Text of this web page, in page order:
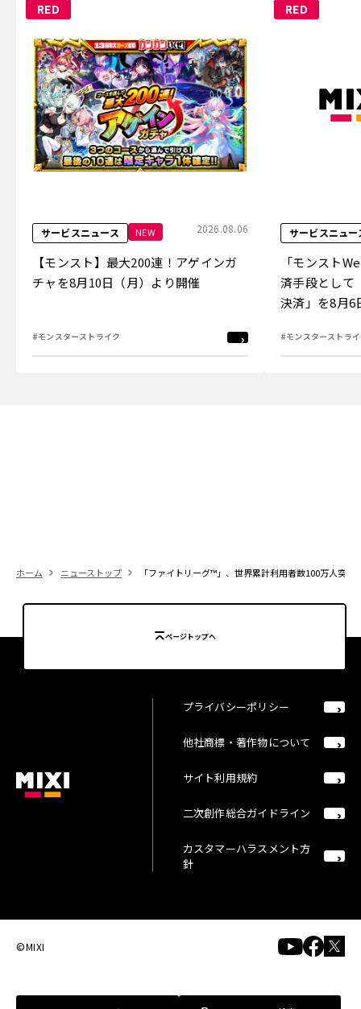
RED
サービスニュース NEW 2026.08.06
【モンスト】最大200連！アゲインガ
チャを8月10日（月）より開催
#モンスターストライク
RED
サービスニュー
「モンスト
済手段として
決済」を8月6
#モンスターストラ
ホーム ニューストップ 「ファイトリーグ™」、世界累計利用者数100万人突破
ページトップへ
プライバシーポリシー
他社商標・著作物について
サイト利用規約
二次創作総合ガイドライン
カスタマーハラスメント方
針
©MIXI